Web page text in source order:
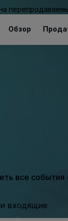
Обзор
все события
входящие